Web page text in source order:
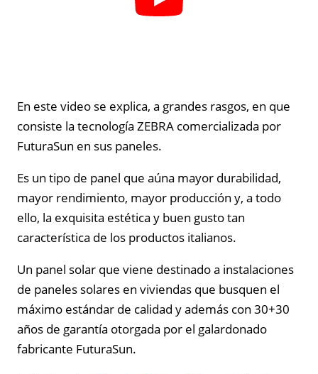
En este video se explica, a grandes rasgos, en que
consiste la tecnología ZEBRA comercializada por
FuturaSun en sus paneles.
Es un tipo de panel que aúna mayor durabilidad,
mayor rendimiento, mayor producción y, a todo
ello, la exquisita estética y buen gusto tan
característica de los productos italianos.
Un panel solar que viene destinado a instalaciones
de paneles solares en viviendas que busquen el
máximo estándar de calidad y además con 30+30
años de garantía otorgada por el galardonado
fabricante FuturaSun.